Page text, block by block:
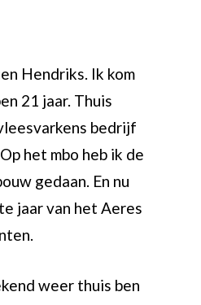
Hendriks. Ik kom
21 jaar. Thuis
bedrijf
het mbo heb ik de
gedaan. En nu
jaar van het Aeres
weer thuis ben